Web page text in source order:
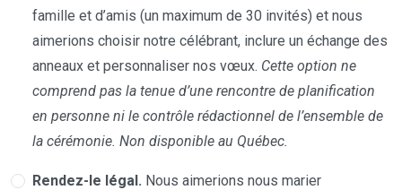
famille et d’amis (un maximum de 30 invités) et nous
aimerions choisir notre célébrant, inclure un échange des
anneaux et personnaliser nos vœux. Cette option ne
comprend pas la tenue d’une rencontre de planification
en personne ni le contrôle rédactionnel de l’ensemble de
la cérémonie. Non disponible au Québec.
Rendez-le légal. Nous aimerions nous marier